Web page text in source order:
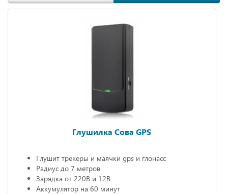
Глушилка Сова GPS
Глушит трекеры и маячки gps и глонасс
Радиус до 7 метров
Зарядка от 220В и 12В
Аккумулятор на 60 минут